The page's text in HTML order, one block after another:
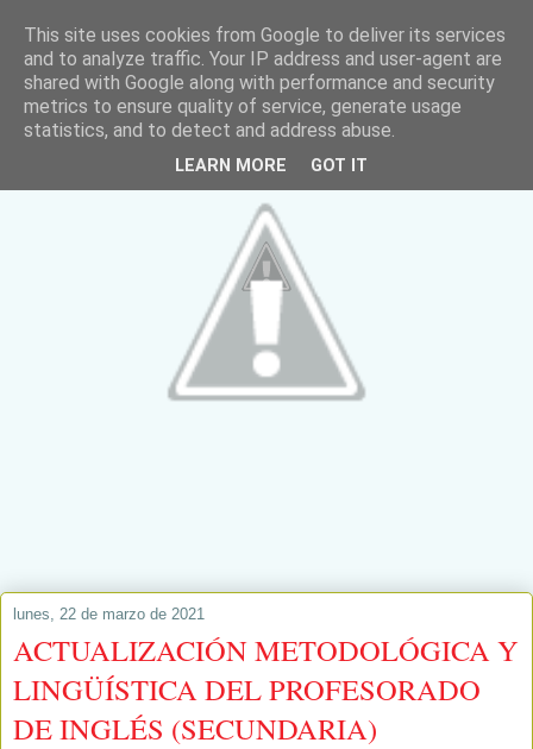
lunes, 22 de marzo de 2021
ACTUALIZACIÓN METODOLÓGICA Y
LINGÜÍSTICA DEL PROFESORADO
DE INGLÉS (SECUNDARIA)
This site uses cookies from Google to deliver its services
and to analyze traffic. Your IP address and user-agent are
shared with Google along with performance and security
metrics to ensure quality of service, generate usage
statistics, and to detect and address abuse.
LEARN MORE GOT IT